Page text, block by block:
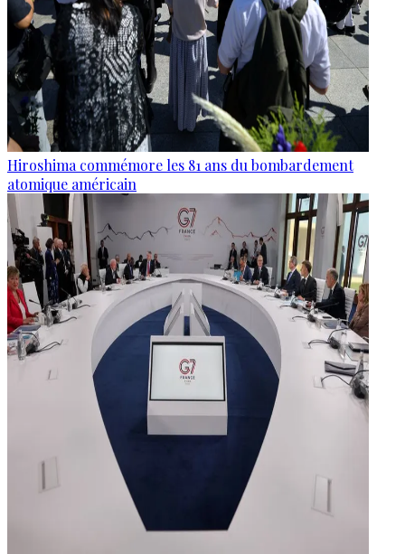
Hiroshima commémore les 81 ans du bombardement
atomique américain